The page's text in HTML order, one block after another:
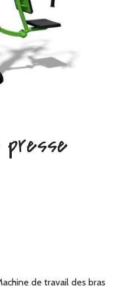
presse
de travail des bras